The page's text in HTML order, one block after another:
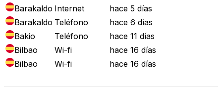
Barakaldo Internet
hace 5 días
Barakaldo Teléfono
hace 6 días
Bakio
Teléfono
hace 11 días
Bilbao
Wi-fi
hace 16 días
Bilbao
Wi-fi hace 16 días